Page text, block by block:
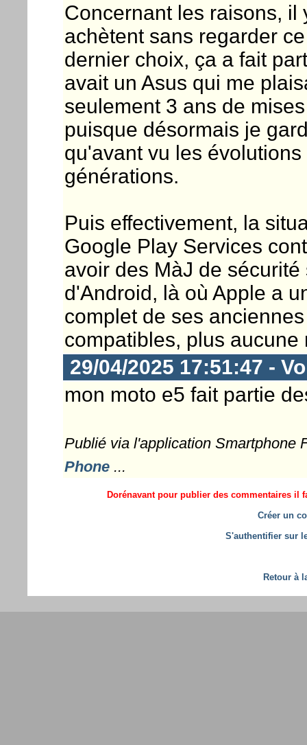
Concernant les raisons, il
achètent sans regarder
dernier choix, ça a fait
avait un Asus qui me
seulement 3 ans de
puisque désormais je
qu'avant vu les
générations.
Puis effectivement, la
Google Play Services
avoir des MàJ de
d'Android, là où Apple a
complet de ses
compatibles, plus aucune
29/04/2025 17:51:47 -
mon moto e5 fait partie
Publié via l'application Smartphone
Phone...
Dorénavant pour publier des commentaires il
Créer un
S'authentifier sur
Retour à